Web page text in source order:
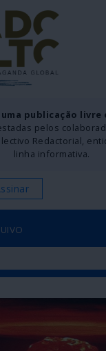
publicação
pelos
Redactorial,
linha informativa.